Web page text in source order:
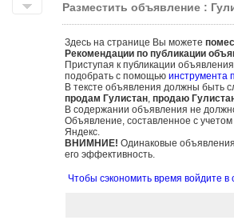
Разместить объявление :
Здесь на странице Вы можете
Рекомендации по публикации
Приступая к публикации
подобрать с помощью инструмента
В тексте объявления должны быть
продам Гулистан, продаю
В содержании объявления не
Объявление, составленное с
Яндекс.
ВНИМНИЕ! Одинаковые
его эффективность.
Чтобы сэкономить время войдите